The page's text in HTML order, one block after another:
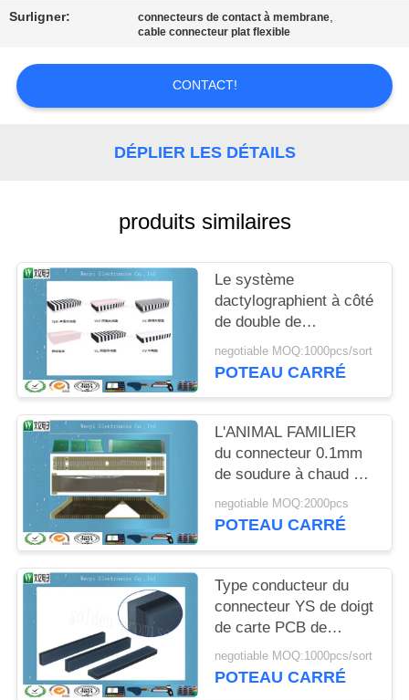
DEMANDEZ
UNE
CITATION
PRIVACY
POLICY
Surligner: connecteurs de contact à membrane,
cable connecteur plat flexible
CONTACT!
DÉPLIER LES DÉTAILS
produits similaires
Le système
dactylographient à côté
de double de
connecteur de soudure
à chaud conducteur en
negotiable MOQ:1000pcs/sort
POTEAU CARRÉ
L'ANIMAL FAMILIER
du connecteur 0.1mm
de soudure à chaud de
haute précision a basé
le zèbre de doigt d'or
negotiable MOQ:2000pcs
POTEAU CARRÉ
Type conducteur du
connecteur YS de doigt
de carte PCB de
connecteur de soudure
à chaud en caoutchouc
negotiable MOQ:1000pcs/sort
POTEAU CARRÉ